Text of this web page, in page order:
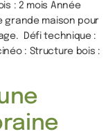
: 2 mois Année
grande maison pour
Défi technique :
: Structure bois :